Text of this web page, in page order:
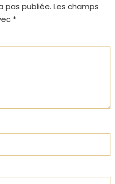
pas publiée. Les champs
*